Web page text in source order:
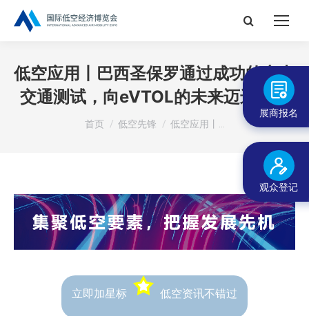
搜
低空应用丨巴西圣保罗通过成功的空中
交通测试，向eVTOL的未来迈进一步
您在这里：
首页 低空先锋 低空应用丨…
立即加星标 低空资讯不错过
展商报名
观众登记